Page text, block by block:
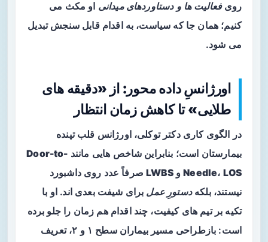
رویفعالیت ها و دستاوردهای میدانی او مکث می
کنیم؛ همان جا که سیاست، به اقدام قابل سنجش تبدیل
می شود.
اورژانسِ داده محور: از «دقیقه های
طلایی» تا کاهش زمان انتظار
در الگوی کاری دکتر توکلی، اورژانس قلب تپنده
بیمارستان است؛ بنابراین شاخص هایی مانند Door-to-
Needle، LOS وLWBSصرفاً عدد روی داشبورد
نیستند، بلکهدستورِ عمل برای شیفت بعدی اند. او با
تکیه بر تیم های کیفیت، چند اقدام هم زمان را جلو برده
است: بازطراحی مسیر بیماران سطح ۱ و ۲، تعریف